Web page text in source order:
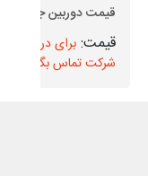
قیمت دوربین جلو J6
برای دریافت
شرکت تماس بگیرید